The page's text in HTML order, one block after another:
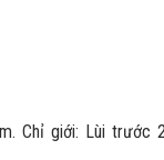
Chỉ giới: Lùi trước